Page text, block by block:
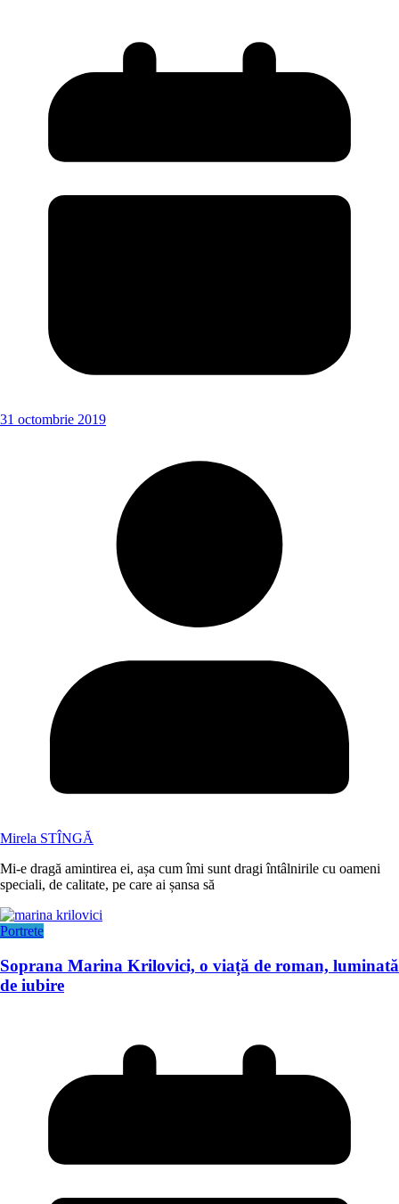
31 octombrie 2019
Mirela STÎNGĂ
Mi-e dragă amintirea ei, așa cum îmi sunt dragi întâlnirile cu oameni
speciali, de calitate, pe care ai șansa să
Portrete
Soprana Marina Krilovici, o viață de roman, luminată
de iubire